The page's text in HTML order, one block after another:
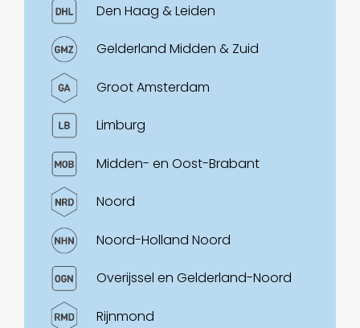
Den Haag & Leiden
Gelderland Midden & Zuid
Groot Amsterdam
Limburg
Midden- en Oost-Brabant
Noord
Noord-Holland Noord
Overijssel en Gelderland-Noord
Rijnmond